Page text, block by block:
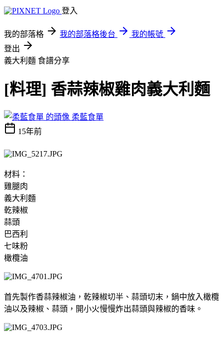
登入
我的部落格 我的部落格後台
我的帳號
登出
義大利麵 食譜分享
[料理] 香蒜辣椒雞肉義大利麵
柔藍食單
15年前
材料：
雞腿肉
義大利麵
乾辣椒
蒜頭
巴西利
七味粉
橄欖油
首先製作香蒜辣椒油，乾辣椒切半、蒜頭切末，鍋中放入橄欖
油以及辣椒、蒜頭，開小火慢慢炸出蒜頭與辣椒的香味。